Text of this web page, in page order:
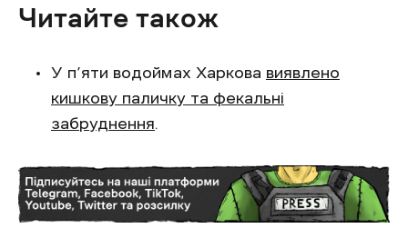
Читайте також
У п’яти водоймах Харкова виявлено
кишкову паличку та фекальні
забруднення.